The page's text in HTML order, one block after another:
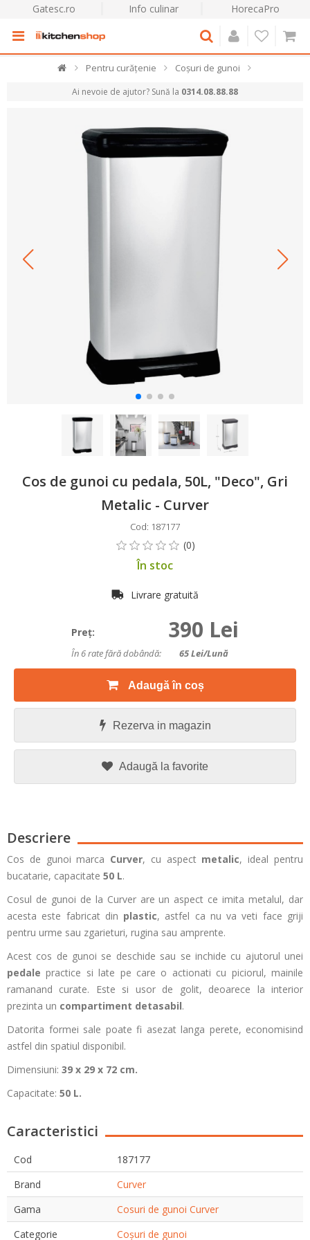
Gatesc.ro Info culinar HorecaPro
Pentru curățenie Coșuri de gunoi
Ai nevoie de ajutor? Sună la 0314.08.88.88
Cos de gunoi cu pedala, 50L, "Deco", Gri
Metalic - Curver
Cod: 187177
În stoc
Livrare gratuită
Preţ: 390 Lei
În 6 rate fără dobândă: 65Lei/lună
Adaugă în coș
Rezerva in magazin
Adaugă la favorite
Descriere
Cos de gunoi marca Curver, cu aspect metalic, ideal pentru
bucatarie, capacitate 50 L.
Cosul de gunoi de la Curver are un aspect ce imita metalul, dar
acesta este fabricat din plastic, astfel ca nu va veti face griji
pentru urme sau zgarieturi, rugina sau amprente.
Acest cos de gunoi se deschide sau se inchide cu ajutorul unei
pedale practice si late pe care o actionati cu piciorul, mainile
ramanand curate. Este si usor de golit, deoarece la interior
prezinta un compartiment detasabil.
Datorita formei sale poate fi asezat langa perete, economisind
astfel din spatiul disponibil.
Dimensiuni: 39 x 29 x 72 cm.
Capacitate: 50 L.
Caracteristici
Cod
187177
Brand
Curver
Gama
Cosuri de gunoi Curver
Categorie
Coșuri de gunoi